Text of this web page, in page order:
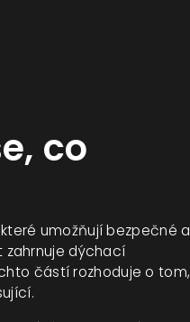
co
umožňují bezpečné a
zahrnuje dýchací
částí rozhoduje o tom,